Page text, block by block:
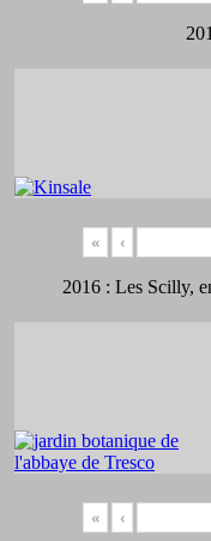
« ‹
2016 : Les Scilly,
« ‹